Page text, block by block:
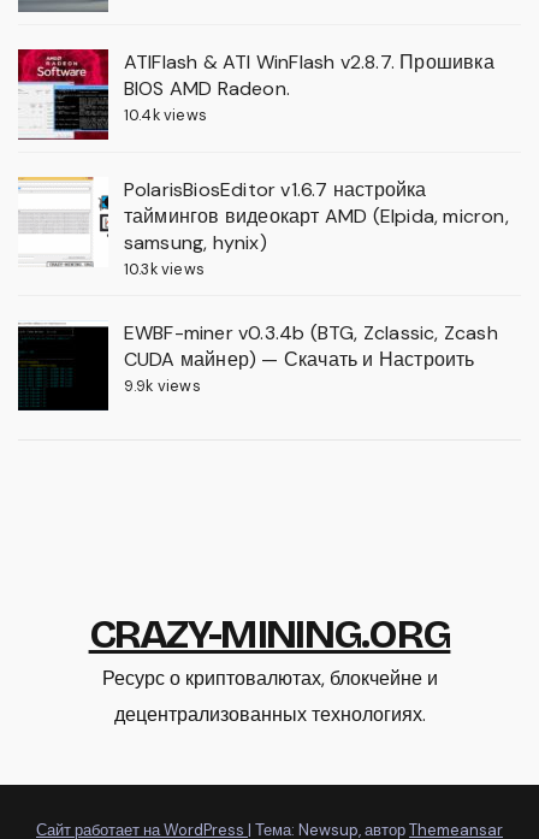
ATIFlash & ATI WinFlash v2.8.7. Прошивка
BIOS AMD Radeon.
10.4k views
PolarisBiosEditor v1.6.7 настройка
таймингов видеокарт AMD (Elpida, micron,
samsung, hynix)
10.3k views
EWBF-miner v0.3.4b (BTG, Zclassic, Zcash
CUDA майнер) — Скачать и Настроить
9.9k views
CRAZY-MINING.ORG
Ресурс о криптовалютах, блокчейне и
децентрализованных технологиях.
Сайт работает на WordPress | Тема: Newsup, авторThemeansar